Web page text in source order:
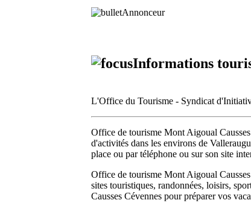
Annonceur
Informations
L'Office du Tourisme - Syndicat
Office de tourisme Mont Aigoual
d'activités dans les environs de
place ou par téléphone ou sur son site
Office de tourisme Mont Aigoual
sites touristiques, randonnées, loisirs,
Causses Cévennes pour préparer vos